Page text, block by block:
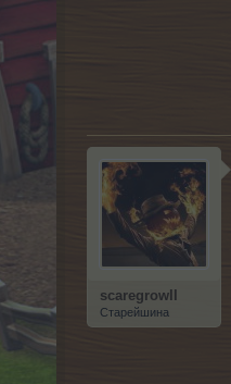
scaregrowII
Старейшина